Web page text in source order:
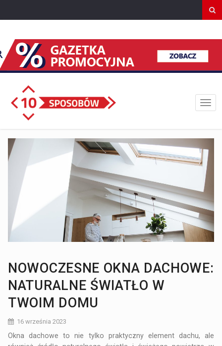
NOWOCZESNE OKNA DACHOWE:
NATURALNE ŚWIATŁO W
TWOIM DOMU
16 września 2023
Okna dachowe to nie tylko praktyczny element dachu, ale